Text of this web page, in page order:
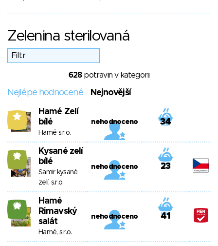
Zelenina sterilovaná
628potravin v kategorii
Nejlépe hodnocené Nejnovější
6
Hamé Zelí
bílé
Hamé s.r.o.
nehodnoceno 34
10
Kysané zelí
bílé
Samir kysané
zelí, s.r.o.
nehodnoceno 23
26
Hamé
Rimavský
salát
Hamé, s.r.o.
nehodnoceno 41